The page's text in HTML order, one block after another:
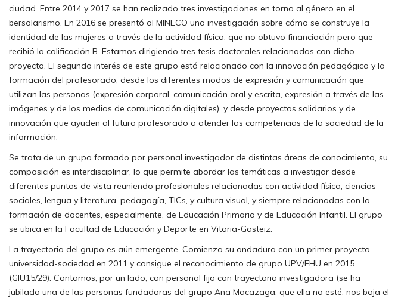
ciudad. Entre 2014 y 2017 se han realizado tres investigaciones en torno al género en el
bersolarismo. En 2016 se presentó al MINECO una investigación sobre cómo se construye la
identidad de las mujeres a través de la actividad física, que no obtuvo financiación pero que
recibió la calificación B. Estamos dirigiendo tres tesis doctorales relacionadas con dicho
proyecto. El segundo interés de este grupo está relacionado con la innovación pedagógica y la
formación del profesorado, desde los diferentes modos de expresión y comunicación que
utilizan las personas (expresión corporal, comunicación oral y escrita, expresión a través de las
imágenes y de los medios de comunicación digitales), y desde proyectos solidarios y de
innovación que ayuden al futuro profesorado a atender las competencias de la sociedad de la
información.
Se trata de un grupo formado por personal investigador de distintas áreas de conocimiento, su
composición es interdisciplinar, lo que permite abordar las temáticas a investigar desde
diferentes puntos de vista reuniendo profesionales relacionadas con actividad física, ciencias
sociales, lengua y literatura, pedagogía, TICs, y cultura visual, y siempre relacionadas con la
formación de docentes, especialmente, de Educación Primaria y de Educación Infantil. El grupo
se ubica en la Facultad de Educación y Deporte en Vitoria-Gasteiz.
La trayectoria del grupo es aún emergente. Comienza su andadura con un primer proyecto
universidad-sociedad en 2011 y consigue el reconocimiento de grupo UPV/EHU en 2015
(GIU15/29). Contamos, por un lado, con personal fijo con trayectoria investigadora (se ha
jubilado una de las personas fundadoras del grupo Ana Macazaga, que ella no esté, nos baja el